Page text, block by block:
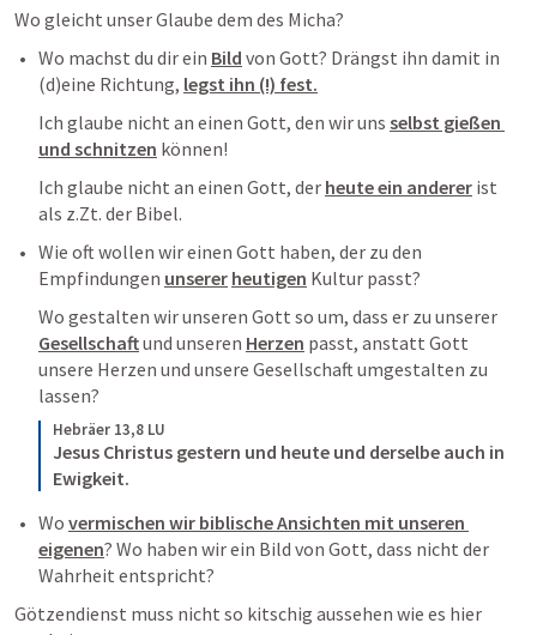
Wo gleicht unser Glaube dem des Micha?
Wo machst du dir ein Bild von Gott? Drängst ihn damit in
(d)eine Richtung, legst ihn (!) fest.
Ich glaube nicht an einen Gott, den wir uns selbst gießen
und schnitzen können!
Ich glaube nicht an einen Gott, der heute ein anderer ist
als z.Zt. der Bibel.
Wie oft wollen wir einen Gott haben, der zu den
Empfindungen unserer heutigen Kultur passt?
Gesellschaft und unseren Herzen passt, anstatt Gott
unsere Herzen und unsere Gesellschaft umgestalten zu
lassen?
Hebräer 13,8 LU
Jesus Christus gestern und heute und derselbe auch in
Ewigkeit.
Wo vermischen wir biblische Ansichten mit unseren
eigenen? Wo haben wir ein Bild von Gott, dass nicht der
Wahrheit entspricht?
Götzendienst muss nicht so kitschig aussehen wie es hier